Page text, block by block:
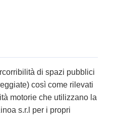
di spazi pubblici
così come rilevati
motorie che utilizzano la
s.r.l per i propri